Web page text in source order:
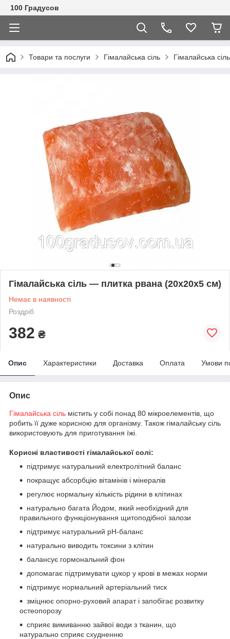
100 Градусов
Товари та послуги Гімалайська сіль Гімалайська
Гімалайська сіль — плитка рвана (20x20x5 см)
Немає в наявності
Роздріб
382 ₴
Опис Характеристики Доставка Оплата Умови
Опис
Гімалайська сіль містить у собі понад 80 мікроелементів, що
робить її дуже корисною для організму. Також гімалайську сіль
використовують для приготування їжі.
Корисні властивості гімалайської солі:
підтримує натуральний електролітний баланс
покращує абсорбцію вітамінів і мінералів
регулює нормальну кількість рідини в клітинах
натурально багата Йодом, який необхідний для
правильного функціонування щитоподібної залози
підтримує натуральний pH-баланс
натурально виводить токсини з клітин
балансує гормональний фон
допомагає підтримувати цукор у крові в межах норми
підтримує нормальний артеріальний тиск
зміцнює опорно-руховий апарат і запобігає розвитку
остеопорозу
сприяє вимиванню зайвої води з тканин, що
натурально сприяє схудненню